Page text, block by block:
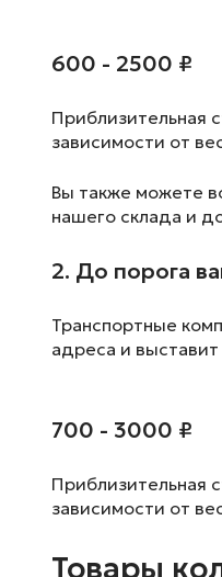
600 - 2500 ₽
Приблизительная
зависимости от
Вы также можете
нашего склада и
2. До порога
Транспортные
адреса и
700 - 3000 ₽
Приблизительная
зависимости от
Товары